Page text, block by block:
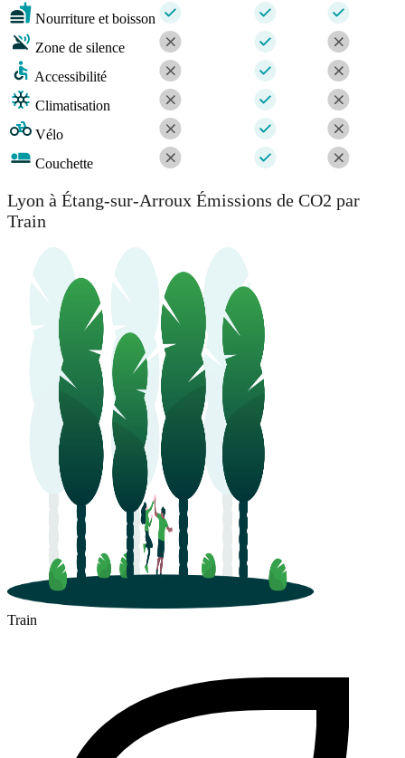
Nourriture et boisson
Zone de silence
Accessibilité
Climatisation
Vélo
Couchette
Lyon à Étang-sur-Arroux Émissions de CO2 par
Train
Train